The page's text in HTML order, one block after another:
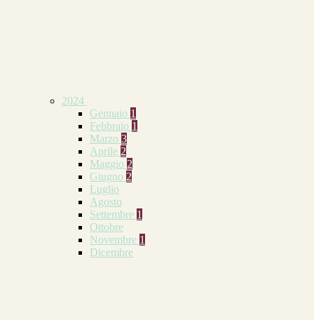
2024
Gennaio 1
Febbraio 1
Marzo 3
Aprile 2
Maggio 2
Giugno 2
Luglio
Agosto
Settembre 1
Ottobre
Novembre 1
Dicembre